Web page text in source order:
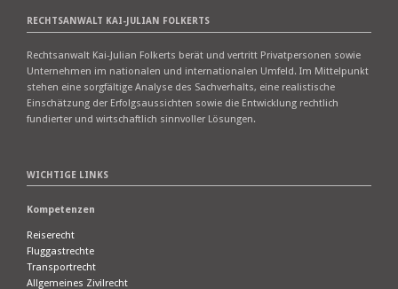
RECHTSANWALT KAI-JULIAN FOLKERTS
Rechtsanwalt Kai-Julian Folkerts berät und vertritt Privatpersonen sowie
Unternehmen im nationalen und internationalen Umfeld. Im Mittelpunkt
stehen eine sorgfältige Analyse des Sachverhalts, eine realistische
Einschätzung der Erfolgsaussichten sowie die Entwicklung rechtlich
fundierter und wirtschaftlich sinnvoller Lösungen.
WICHTIGE LINKS
Kompetenzen
Reiserecht
Fluggastrechte
Transportrecht
Allgemeines Zivilrecht